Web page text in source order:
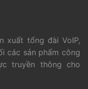
xuất tổng đài VoIP,
các sản phẩm công
truyền thông cho